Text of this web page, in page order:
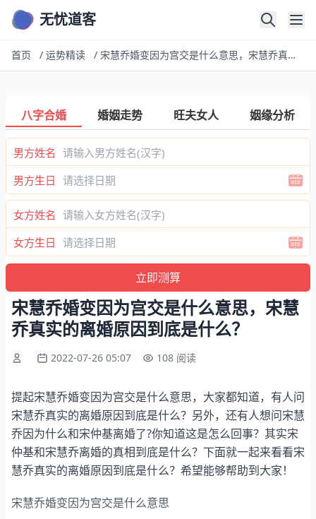
无忧道客
首页 / 运势精读 / 宋慧乔婚变因为宫交是什么意思，宋慧乔真实的离婚原因到底是什么？
八字合婚 婚姻走势 旺夫女人 姻缘分析
男方姓名
男方生日
女方姓名
女方生日
宋慧乔婚变因为宫交是什么意思，宋慧
乔真实的离婚原因到底是什么？
2022-07-26 05:07 108 阅读
提起宋慧乔婚变因为宫交是什么意思，大家都知道，有人问
宋慧乔真实的离婚原因到底是什么？另外，还有人想问宋慧
乔因为什么和宋仲基离婚了?你知道这是怎么回事？其实宋
仲基和宋慧乔离婚的真相到底是什么？下面就一起来看看宋
慧乔真实的离婚原因到底是什么？希望能够帮助到大家！
宋慧乔婚变因为宫交是什么意思